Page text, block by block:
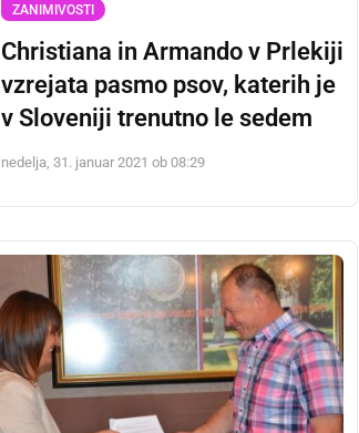
ZANIMIVOSTI
Christiana in Armando v Prlekiji
vzrejata pasmo psov, katerih je
v Sloveniji trenutno le sedem
nedelja, 31. januar 2021 ob 08:29